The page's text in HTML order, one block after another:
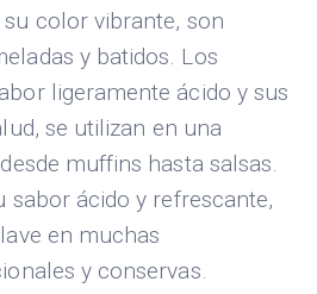
color vibrante, son
y batidos. Los
ligeramente ácido y sus
se utilizan en una
muffins hasta salsas.
sabor ácido y refrescante,
en muchas
y conservas.